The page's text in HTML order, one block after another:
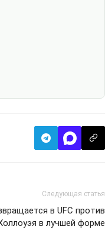
Следующая статья
в UFC против
в лучшей форме